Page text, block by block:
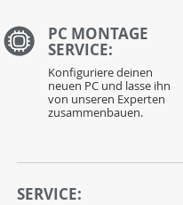
PC MONTAGE
SERVICE:
Konfiguriere deinen
neuen PC und lasse ihn
von unseren Experten
zusammenbauen.
SERVICE: